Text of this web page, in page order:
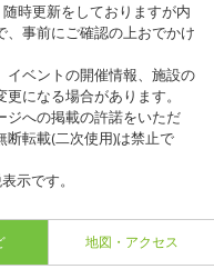
時更新をしておりますが内
事前にご確認の上おでかけ
ベントの開催情報、施設の
になる場合があります。
への掲載の許諾をいただ
断転載(二次使用)は禁止で
示です。
地図・アクセス